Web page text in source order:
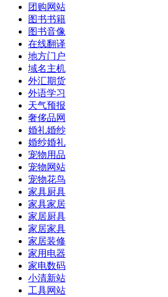
团购网站
图书书籍
图书音像
在线翻译
地方门户
域名主机
外汇期货
外语学习
天气预报
奢侈品网
婚礼婚纱
婚纱婚礼
宠物用品
宠物网站
宠物花鸟
家具厨具
家具家居
家居厨具
家居家具
家居装修
家用电器
家电数码
小清新站
工具网站